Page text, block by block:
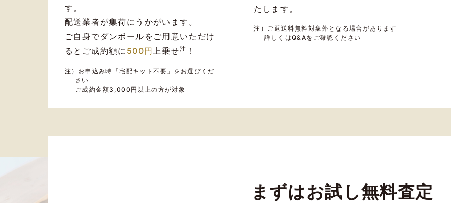
す。
配送業者が集荷にうかがいます。
ご自身でダンボールをご用意いただけ
るとご成約額に 500円上乗せ注 ！
注）お申込み時「宅配キット不要」をお選びくだ
さい
ご成約金額3,000円以上の方が対象
たします。
注）ご返送料無料対象外となる場合があります
詳しくはQ&Aをご確認ください
まずはお試し無料査定